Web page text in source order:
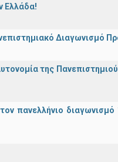
Ελλάδα!
Διαγωνισμό
της
πανελλήνιο